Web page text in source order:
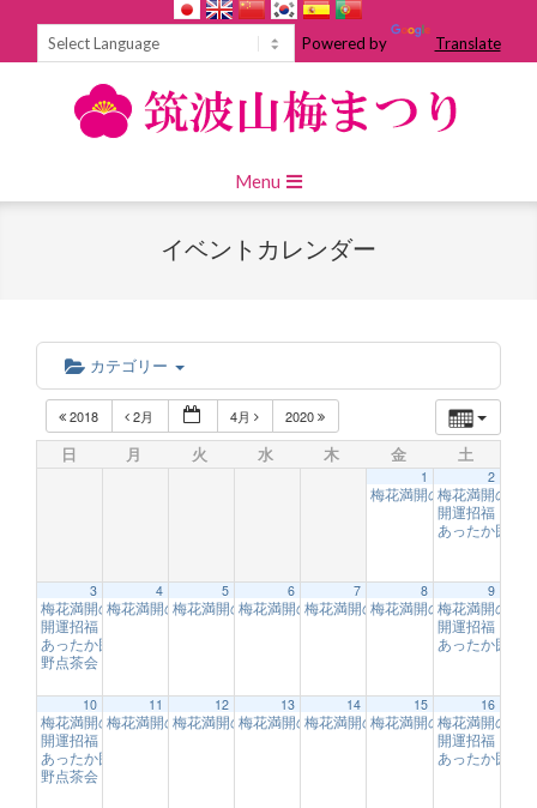
Powered by Translate
Navigation
Menu
イベントカレンダー
カテゴリー
2018 2月 4月 2020
日 月 火 水 木 金 土
1
梅花満開の１００ｍジッ
2
梅花満開の１
開運招福「福
あったか囲炉
3
梅花満開の１００ｍジップスライド体験！！【フォレストアドベンチャー
開運招福「福来（ふくれ）梅の枝」
あったか囲炉裏で梅見
野点茶会
4
梅花満開の１００ｍジップスライド体験！！【フォレストアドベ
5
梅花満開の１００ｍジップスライド体験！！【フォレ
6
梅花満開の１００ｍジップスライド体験！
7
梅花満開の１００ｍジップスライ
8
梅花満開の１００ｍジッ
9
梅花満開の１
開運招福「福
あったか囲炉
10
梅花満開の１００ｍジップスライド体験！！【フォレストアドベンチャー
開運招福「福来（ふくれ）梅の枝」
あったか囲炉裏で梅見
野点茶会
11
梅花満開の１００ｍジップスライド体験！！【フォレストアドベ
12
梅花満開の１００ｍジップスライド体験！！【フォレ
13
梅花満開の１００ｍジップスライド体験！
14
梅花満開の１００ｍジップスライ
15
梅花満開の１００ｍジッ
16
梅花満開の１
開運招福「福
あったか囲炉
12:00 AM